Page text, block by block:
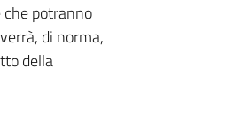
potranno
di norma,
della